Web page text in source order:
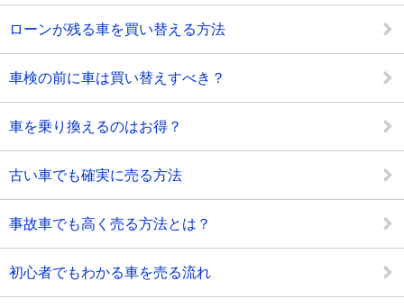
ローンが残る車を買い替える方法
車検の前に車は買い替えすべき？
車を乗り換えるのはお得？
古い車でも確実に売る方法
事故車でも高く売る方法とは？
初心者でもわかる車を売る流れ